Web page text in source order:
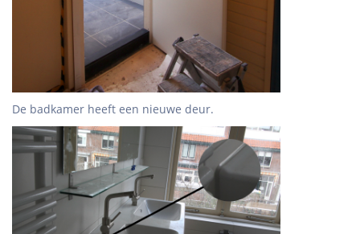
De badkamer heeft een nieuwe deur.